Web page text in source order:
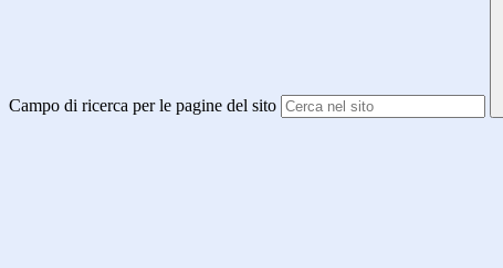
Campo di ricerca per le pagine del sito